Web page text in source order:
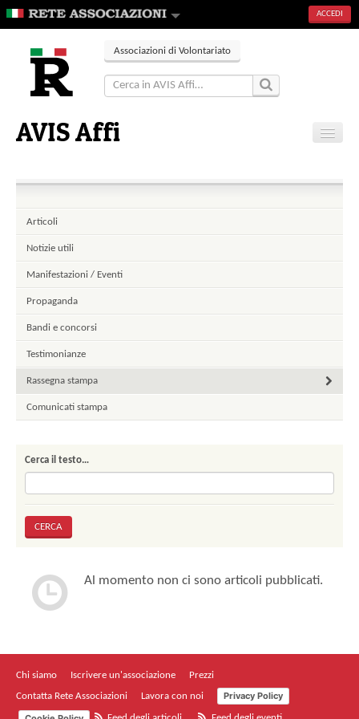
ACCEDI
Associazioni di Volontariato
AVIS Affi
Contatti
Articoli
Notizie utili
Manifestazioni / Eventi
Propaganda
Bandi e concorsi
Testimonianze
Rassegna stampa
Comunicati stampa
Cerca il testo…
Al momento non ci sono articoli pubblicati.
Chi siamo Iscrivere un'associazione
Prezzi
Contatta Rete Associazioni
Lavora con noi
Privacy Policy